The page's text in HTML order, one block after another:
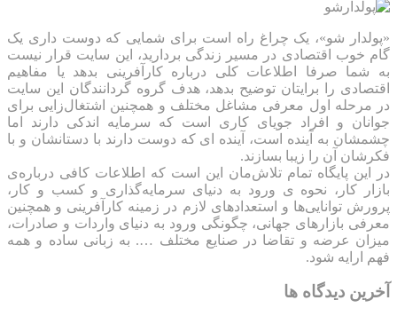
«پولدار شو»، یک چراغ راه است برای شمایی که دوست داری یک
گام خوب اقتصادی در مسیر زندگی بردارید، این سایت قرار نیست
به شما صرفا اطلاعات کلی درباره کارآفرینی بدهد یا مفاهیم
اقتصادی را برایتان توضیح بدهد، هدف گروه گردانندگان این سایت
در مرحله اول معرفی مشاغل مختلف و همچنین اشتغال‌زایی برای
جوانان و افراد جویای کاری است که سرمایه اندکی دارند اما
چشمشان به آینده است، آینده ای که دوست دارند با دستانشان و با
فکرشان آن را زیبا بسازند.
در این پایگاه تمام تلاش‌مان این است که ‌اطلاعات کافی درباره‌ی
بازار کار، نحوه ی ورود به دنیای سرمایه‌گذاری و کسب و کار،
پرورش توانایی‌ها و استعدادهای لازم در زمینه کارآفرینی و همچنین
معرفی بازارهای جهانی، چگونگی ورود به دنیای واردات و صادرات،
میزان عرضه و تقاضا در صنایع مختلف …. به زبانی ساده و همه
فهم ارایه شود.
آخرین دیدگاه ها